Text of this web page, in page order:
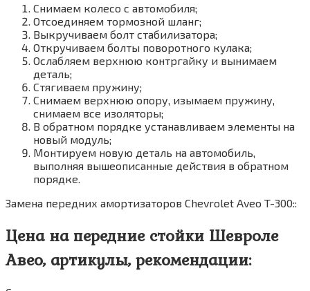
Снимаем колесо с автомобиля;
Отсоединяем тормозной шланг;
Выкручиваем болт стабилизатора;
Откручиваем болты поворотного кулака;
Ослабляем верхнюю контргайку и вынимаем
деталь;
Стягиваем пружину;
Снимаем верхнюю опору, изымаем пружину,
снимаем все изоляторы;
В обратном порядке устанавливаем элементы на
новый модуль;
Монтируем новую деталь на автомобиль,
выполняя вышеописанные действия в обратном
порядке.
Замена передних амортизаторов Chevrolet Aveo T-300::
Цена на передние стойки Шевроле
Авео, артикулы, рекомендации: